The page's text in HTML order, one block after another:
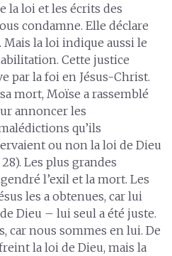
la loi et les écrits des
condamne. Elle déclare
la loi indique aussi le
Cette justice
par la foi en Jésus-Christ.
mort, Moïse a rassemblé
annoncer les
qu’ils
ou non la loi de Dieu
Les plus grandes
l’exil et la mort. Les
les a obtenues, car lui
Dieu – lui seul a été juste.
car nous sommes en lui. De
la loi de Dieu, mais la